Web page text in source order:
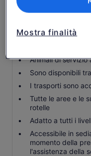
I neonati e i
Animali di servizio
Sono disponibili
I trasporti sono
Tutte le aree e le
rotelle
Adatto a tutti i
Accessibile in
momento della
l'assistenza della
Mostra finalità